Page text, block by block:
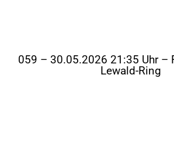
059 – 30.05.2026 21:35 Uhr –
Lewald-Ring